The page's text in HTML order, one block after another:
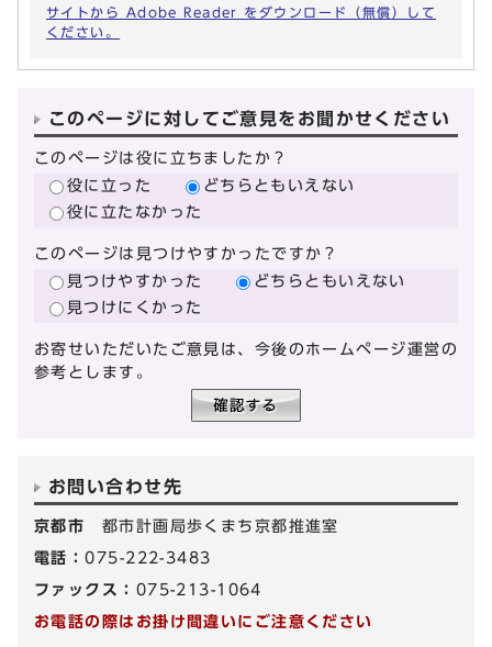
サイトから Adobe Reader をダウンロード（無償）して
ください。
このページに対してご意見をお聞かせください
このページは役に立ちましたか？
役に立った
どちらともいえない
役に立たなかった
このページは見つけやすかったですか？
見つけやすかった
どちらともいえない
見つけにくかった
お寄せいただいたご意見は、今後のホームページ運営の
参考とします。
お問い合わせ先
京都市 都市計画局歩くまち京都推進室
電話：075-222-3483
ファックス： 075-213-1064
お電話の際はお掛け間違いにご注意ください